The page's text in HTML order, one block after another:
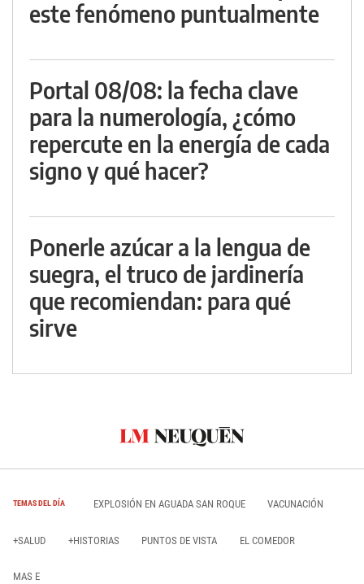
este fenómeno puntualmente
Portal 08/08: la fecha clave
para la numerología, ¿cómo
repercute en la energía de cada
signo y qué hacer?
Ponerle azúcar a la lengua de
suegra, el truco de jardinería
que recomiendan: para qué
sirve
TEMAS DEL DÍA EXPLOSIÓN EN AGUADA SAN ROQUE VACUNACIÓN
+SALUD +HISTORIAS PUNTOS DE VISTA EL COMEDOR
MAS E